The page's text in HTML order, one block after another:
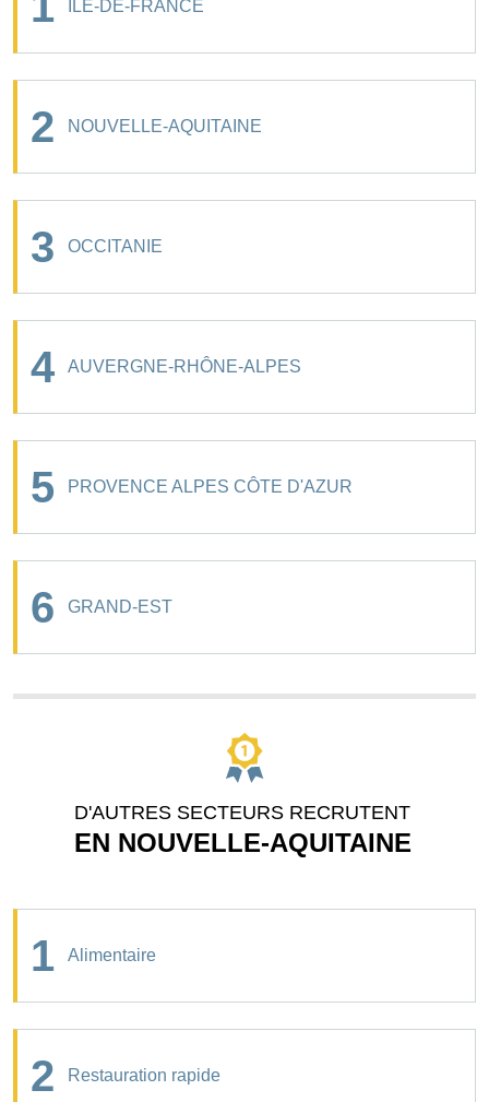
ILE-DE-FRANCE
2 NOUVELLE-AQUITAINE
3 OCCITANIE
4 AUVERGNE-RHÔNE-ALPES
5 PROVENCE ALPES CÔTE D'AZUR
6 GRAND-EST
D'AUTRES SECTEURS RECRUTENT
EN NOUVELLE-AQUITAINE
1 Alimentaire
2 Restauration rapide